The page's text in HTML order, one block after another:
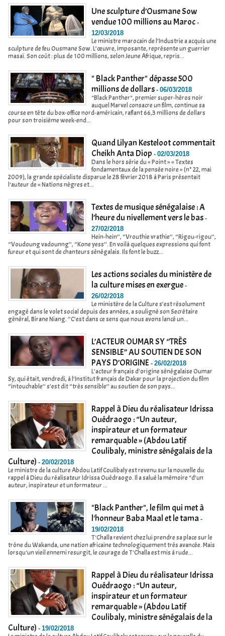
Une sculpture d’Ousmane Sow
vendue 100 millions au Maroc -
12/03/2018
Le ministre marocain de l’Industrie a acquis une
sculpture de feu Ousmane Sow. L’œuvre, imposante, représente un guerrier
masaï. Son coût : plus de 100 millions, selon Jeune Afrique, repris...
" Black Panther" dépasse 500
millions de dollars - 06/03/2018
"Black Panther", premier super-héros noir
auquel Marvel consacre un film, continue sa
course en tête du box-office nord-américain, raflant 66,3 millions de dollars
pour son troisième week-end...
Quand Lilyan Kesteloot commentait
Cheikh Anta Diop - 02/03/2018
Dans le hors série du » Point » « Textes
fondamentaux de la pensée noire » (n° 22, mai
2009), la grande spécialiste disparue le 28 février 2018 à Paris présentait
l'auteur de « Nations nègres et...
Textes de musique sénégalaise : A
l’heure du nivellement vers le bas -
27/02/2018
Hein-hein’’, ‘’Vrouthie vrathie’’, ‘’Rigou-rigou’’,
‘’Voudoung vadounng’’, ‘’Kone yess’’. En voilà quelques expressions qui font
fureur et qui sont de chanteurs sénégalais. Ils font le buzz...
Les actions sociales du ministère de
la culture mises en exergue -
26/02/2018
Le ministère de la Culture s’est résolument
engagé dans le volet social depuis des années, a souligné son Secrétaire
général, Birane Niang. ’’C’est dans ce sens que nous avons lancé un...
L’ACTEUR OUMAR SY ‘’TRÈS
SENSIBLE’’ AU SOUTIEN DE SON
PAYS D’ORIGINE - 26/02/2018
L’acteur français d’origine sénégalaise Oumar
Sy, qui était, vendredi, à l’Institut français de Dakar pour la projection du film
‘’intouchable’’ s’est dit ‘’très sensible’’ au soutien de son pays...
Rappel à Dieu du réalisateur Idrissa
Ouédraogo : “Un auteur,
inspirateur et un formateur
remarquable » (Abdou Latif
Coulibaly, ministre sénégalais de la
Culture) - 20/02/2018
Le ministre de la culture Abdou Latif Coulibaly est revenu sur la nouvelle du
rappel à Dieu du réalisateur Idrissa Ouédraogo. Il a salué la mémoire “d’un
auteur, inspirateur et un formateur ...
"Black Panther", le film qui met à
l'honneur Baba Maal et le tama -
19/02/2018
T'Challa revient chez lui prendre sa place sur le
trône du Wakanda, une nation africaine technologiquement très avancée. Mais
lorsqu'un vieil ennemi resurgit, le courage de T'Challa est mis à rude...
Rappel à Dieu du réalisateur Idrissa
Ouédraogo : “Un auteur,
inspirateur et un formateur
remarquable » (Abdou Latif
Coulibaly, ministre sénégalais de la
Culture) - 19/02/2018